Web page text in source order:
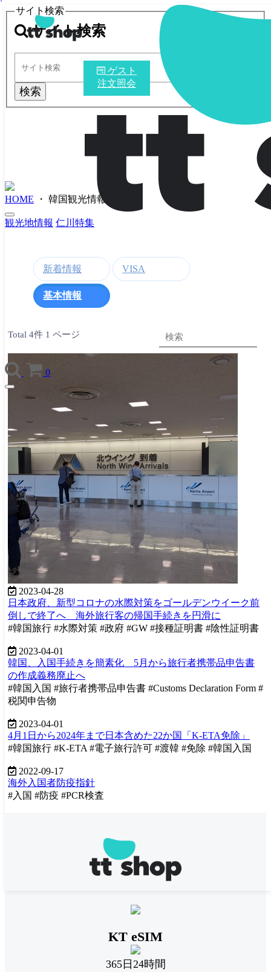
ゲスト
注文照会
0
TOGGLE
NAVIGATION
サイト検索
サイト検索
検索
HOME ・ 韓国観光情報
観光地情報 仁川特集
新着情報 VISA
基本情報
Total 4件 1 ページ
2023-04-28
日本政府、新型コロナの水際対策をゴールデンウイーク前
倒しで終了へ 海外旅行客の帰国手続きを円滑に
#韓国旅行 #水際対策 #政府 #GW #接種証明書 #陰性証明書
2023-04-01
韓国、入国手続きを簡素化 5月から旅行者携帯品申告書
の作成義務廃止へ
#韓国入国 #旅行者携帯品申告書 #Customs Declaration Form #
税関申告物
2023-04-01
4月1日から2024年まで日本含めた22か国「K-ETA免除」
#韓国旅行 #K-ETA #電子旅行許可 #渡韓 #免除 #韓国入国
2022-09-17
海外入国者防疫指針
#入国 #防疫 #PCR検査
KT eSIM
365日24時間